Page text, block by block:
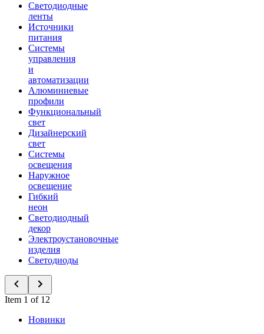
Светодиодные
ленты
Источники
питания
Системы
управления
и
автоматизации
Алюминиевые
профили
Функциональный
свет
Дизайнерский
свет
Системы
освещения
Наружное
освещение
Гибкий
неон
Светодиодный
декор
Электроустановочные
изделия
Светодиоды
Item 1 of 12
Новинки